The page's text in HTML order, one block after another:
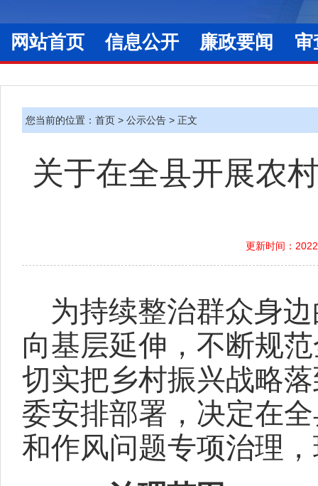
网站首页 信息公开 廉政要闻 审
您当前的位置： 首页 > 公示公告 > 正文
关于在全县开展农
更新时间：
为持续整治群众身
向基层延伸，不断规
切实把乡村振兴战略
委安排部署，决定在
和作风问题专项治理